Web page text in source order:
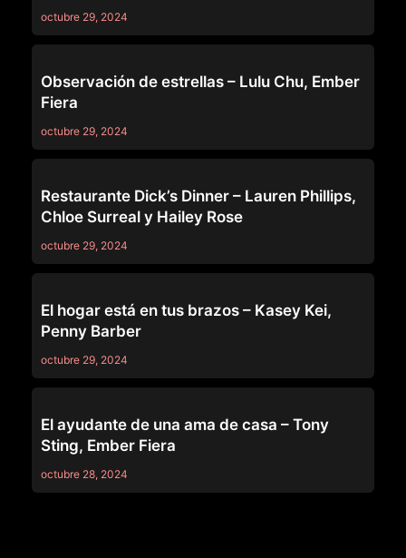
octubre 29, 2024
Observación de estrellas – Lulu Chu, Ember
Fiera
octubre 29, 2024
Restaurante Dick’s Dinner – Lauren Phillips,
Chloe Surreal y Hailey Rose
octubre 29, 2024
El hogar está en tus brazos – Kasey Kei,
Penny Barber
octubre 29, 2024
El ayudante de una ama de casa – Tony
Sting, Ember Fiera
octubre 28, 2024